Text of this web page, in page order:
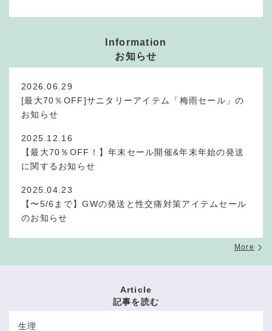
Information
お知らせ
2026.06.29
[最大70％OFF]サニタリーアイテム「梅雨セール」の
お知らせ
2025.12.16
【最大70％OFF！】年末セール開催&年末年始の発送
に関するお知らせ
2025.04.23
【〜5/6まで】GWの発送と性交痛対策アイテムセール
のお知らせ
More
Article
記事を読む
生理